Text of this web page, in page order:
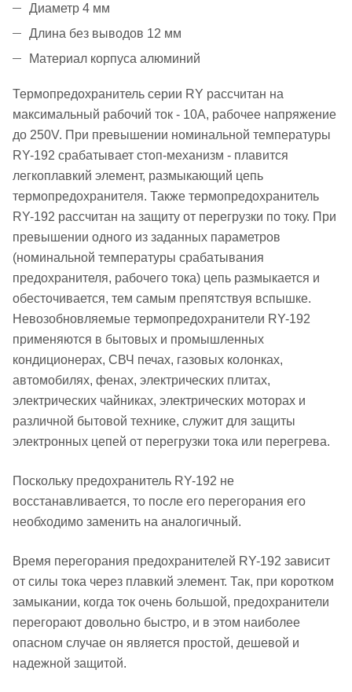
Диаметр 4 мм
Длина без выводов 12 мм
Материал корпуса алюминий
Термопредохранитель серии RY рассчитан на
максимальный рабочий ток - 10А, рабочее напряжение
до 250V. При превышении номинальной температуры
RY-192 срабатывает стоп-механизм - плавится
легкоплавкий элемент, размыкающий цепь
термопредохранителя. Также термопредохранитель
RY-192 рассчитан на защиту от перегрузки по току. При
превышении одного из заданных параметров
(номинальной температуры срабатывания
предохранителя, рабочего тока) цепь размыкается и
обесточивается, тем самым препятствуя вспышке.
Невозобновляемые термопредохранители RY-192
применяются в бытовых и промышленных
кондиционерах, СВЧ печах, газовых колонках,
автомобилях, фенах, электрических плитах,
электрических чайниках, электрических моторах и
различной бытовой технике, служит для защиты
электронных цепей от перегрузки тока или перегрева.
Поскольку предохранитель RY-192 не
восстанавливается, то после его перегорания его
необходимо заменить на аналогичный.
Время перегорания предохранителей RY-192 зависит
от силы тока через плавкий элемент. Так, при коротком
замыкании, когда ток очень большой, предохранители
перегорают довольно быстро, и в этом наиболее
опасном случае он является простой, дешевой и
надежной защитой.